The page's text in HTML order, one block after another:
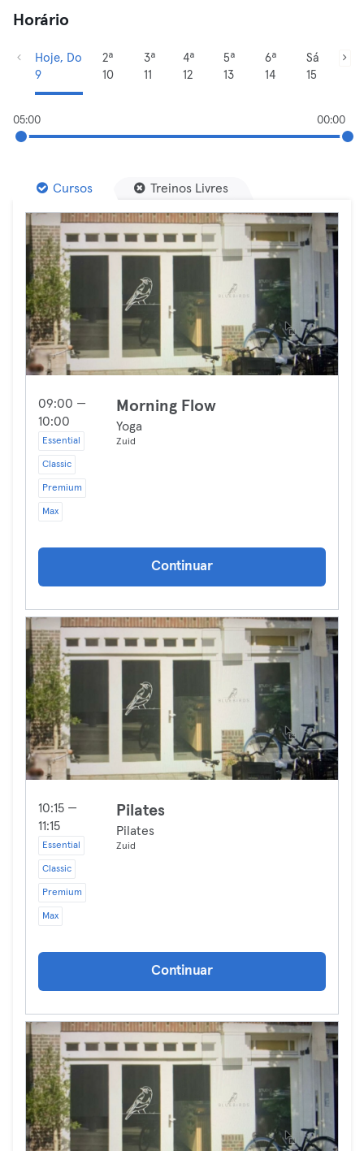
Horário
Hoje, Do
9
2ª
10
3ª
11
4ª
12
5ª
13
6ª
14
Sá
15
05:00 00:00
Cursos Treinos Livres
09:00 —
10:00
Essential
Classic
Premium
Max
Morning Flow
Yoga
Zuid
Continuar
10:15 —
11:15
Essential
Classic
Premium
Max
Pilates
Pilates
Zuid
Continuar